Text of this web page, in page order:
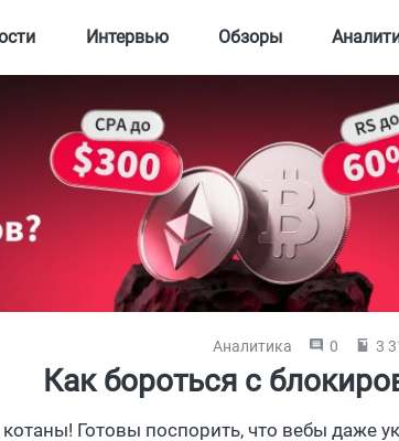
Интервью Обзоры
Аналитика 0 3
Как бороться с
Готовы поспорить, что вебы даже